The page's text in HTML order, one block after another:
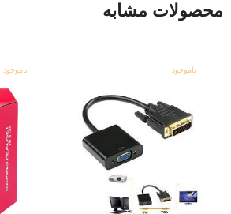
محصولات مشابه
ناموجود ناموجود